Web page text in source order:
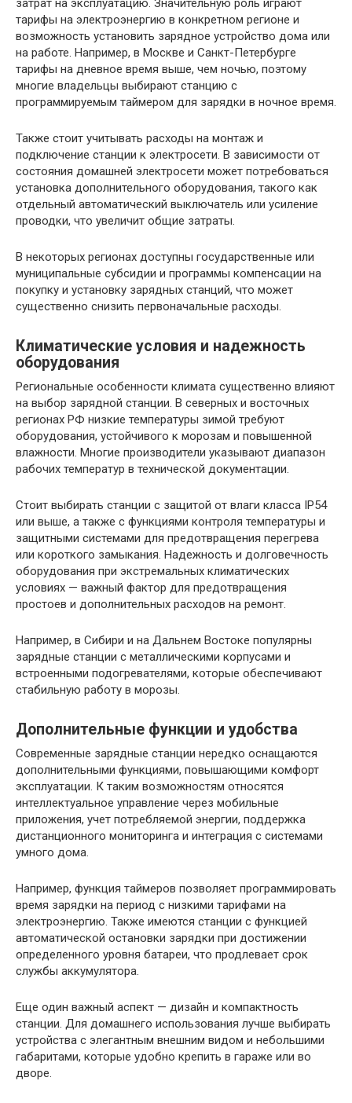
затрат на эксплуатацию. Значительную роль играют
тарифы на электроэнергию в конкретном регионе и
возможность установить зарядное устройство дома или
на работе. Например, в Москве и Санкт-Петербурге
тарифы на дневное время выше, чем ночью, поэтому
многие владельцы выбирают станцию с
программируемым таймером для зарядки в ночное время.
Также стоит учитывать расходы на монтаж и
подключение станции к электросети. В зависимости от
состояния домашней электросети может потребоваться
установка дополнительного оборудования, такого как
отдельный автоматический выключатель или усиление
проводки, что увеличит общие затраты.
В некоторых регионах доступны государственные или
муниципальные субсидии и программы компенсации на
покупку и установку зарядных станций, что может
существенно снизить первоначальные расходы.
Климатические условия и надежность
оборудования
Региональные особенности климата существенно влияют
на выбор зарядной станции. В северных и восточных
регионах РФ низкие температуры зимой требуют
оборудования, устойчивого к морозам и повышенной
влажности. Многие производители указывают диапазон
рабочих температур в технической документации.
Стоит выбирать станции с защитой от влаги класса IP54
или выше, а также с функциями контроля температуры и
защитными системами для предотвращения перегрева
или короткого замыкания. Надежность и долговечность
оборудования при экстремальных климатических
условиях — важный фактор для предотвращения
простоев и дополнительных расходов на ремонт.
Например, в Сибири и на Дальнем Востоке популярны
зарядные станции с металлическими корпусами и
встроенными подогревателями, которые обеспечивают
стабильную работу в морозы.
Дополнительные функции и удобства
Современные зарядные станции нередко оснащаются
дополнительными функциями, повышающими комфорт
эксплуатации. К таким возможностям относятся
интеллектуальное управление через мобильные
приложения, учет потребляемой энергии, поддержка
дистанционного мониторинга и интеграция с системами
умного дома.
Например, функция таймеров позволяет программировать
время зарядки на период с низкими тарифами на
электроэнергию. Также имеются станции с функцией
автоматической остановки зарядки при достижении
определенного уровня батареи, что продлевает срок
службы аккумулятора.
Еще один важный аспект — дизайн и компактность
станции. Для домашнего использования лучше выбирать
устройства с элегантным внешним видом и небольшими
габаритами, которые удобно крепить в гараже или во
дворе.